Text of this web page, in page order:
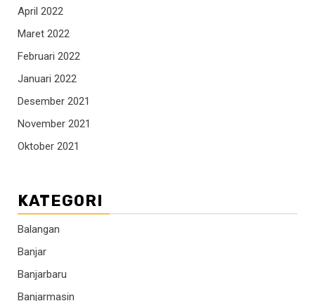
April 2022
Maret 2022
Februari 2022
Januari 2022
Desember 2021
November 2021
Oktober 2021
KATEGORI
Balangan
Banjar
Banjarbaru
Banjarmasin